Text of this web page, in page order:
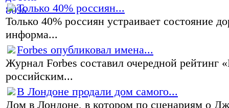
Только 40% россиян...
Только 40% россиян устраивает состояние
информа...
Forbes опубликовал имена...
Журнал Forbes составил очередной
российским...
В Лондоне продали дом самого...
Дом в Лондоне, в котором по сценариям о